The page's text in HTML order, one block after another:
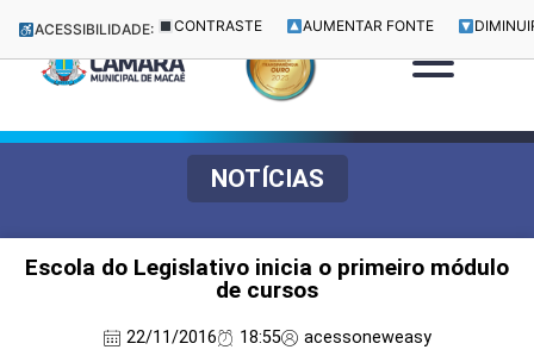
ACESSIBILIDADE: CONTRASTE AUMENTAR FONTE
NOTÍCIAS
Escola do Legislativo inicia o primeiro módulo
de cursos
22/11/2016 18:55 acessoneweasy